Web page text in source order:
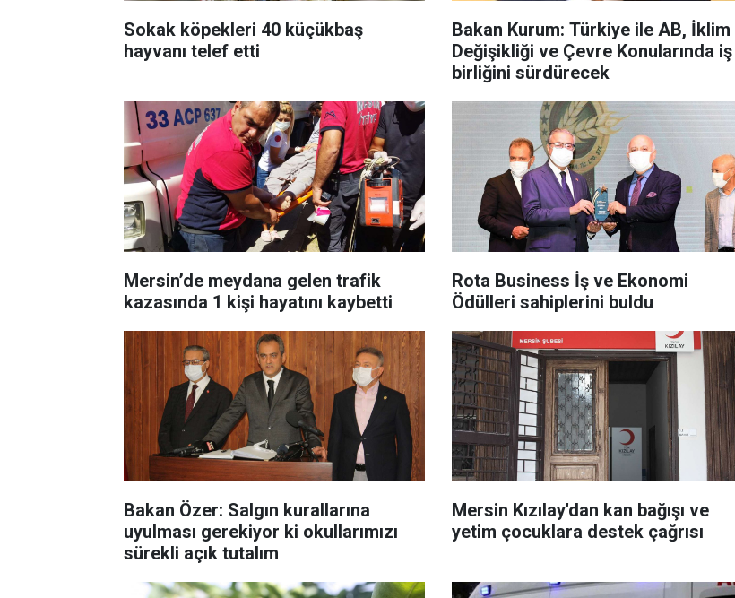
Sokak köpekleri 40 küçükbaş
hayvanı telef etti
​Bakan Kurum: Türkiye ile AB, İklim
Değişikliği ve Çevre Konularında iş
birliğini sürdürecek
Mersin’de meydana gelen trafik
kazasında 1 kişi hayatını kaybetti
Rota Business İş ve Ekonomi
Ödülleri sahiplerini buldu
Bakan Özer: Salgın kurallarına
uyulması gerekiyor ki okullarımızı
sürekli açık tutalım
Mersin Kızılay'dan kan bağışı ve
yetim çocuklara destek çağrısı